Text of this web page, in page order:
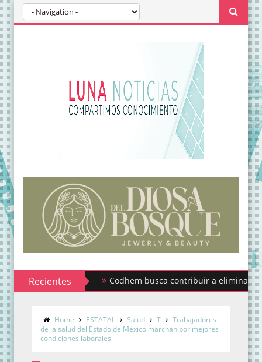
Recientes
Codhem busca contribuir a eliminar los
Sindicato de Maestros al Servicio del Estado
Home ESTATAL Salud T
Trabajadores
de la salud del Estado de México marchan por mejores
condiciones laborales